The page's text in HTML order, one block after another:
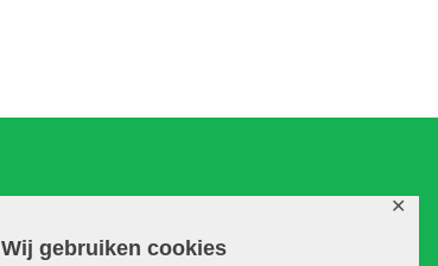
Wij gebruiken cookies
✕